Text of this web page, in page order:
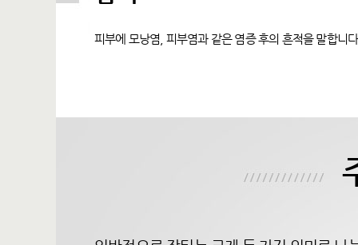
피부에 모낭염, 피부염과 같은 염증 후의 흔적을 말합니